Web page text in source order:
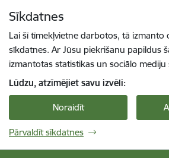
Sīkdatnes
Lai šī tīmekļvietne darbotos, tā izmanto
sīkdatnes. Ar Jūsu piekrišanu papildus
izmantotas statistikas un sociālo mediju
Lūdzu, atzīmējiet savu izvēli:
Noraidīt
Pārvaldīt sīkdatnes